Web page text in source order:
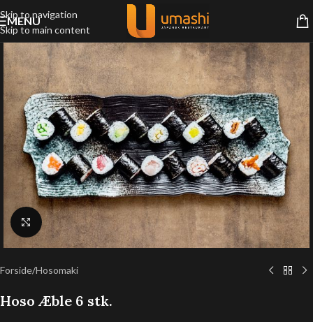
Skip to navigation
Skip to main content
MENU
Klik for at forstørre
Forside/Hosomaki
Hoso Æble 6 stk.